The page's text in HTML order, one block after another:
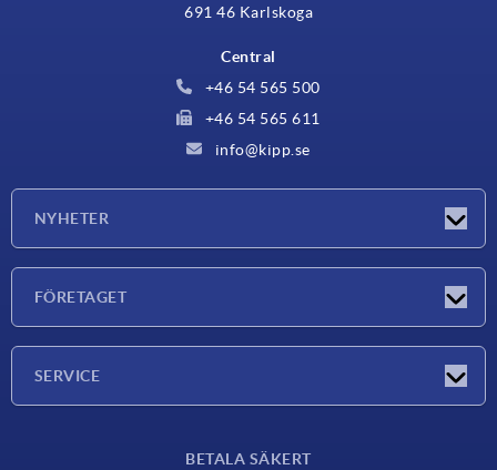
691 46 Karlskoga
Central
+46 54 565 500
+46 54 565 611
info@kipp.se
NYHETER
FÖRETAGET
SERVICE
BETALA SÄKERT